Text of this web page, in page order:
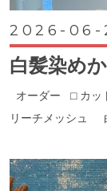
2026-06-
白髪染め
オーダー ⬜︎ カ
リーチメッシュ